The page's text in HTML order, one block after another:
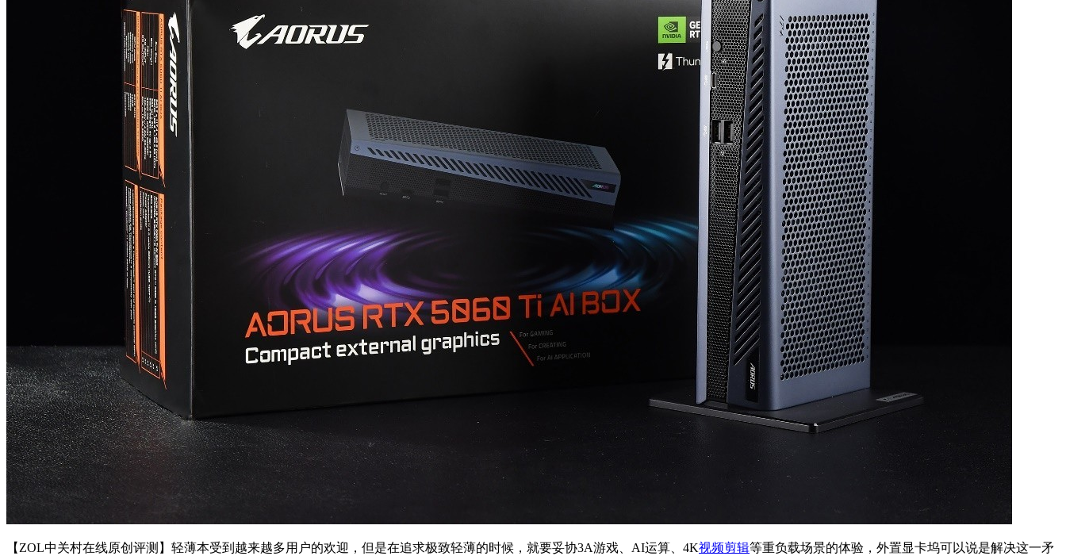
【ZOL中关村在线原创评测】轻薄本受到越来越多用户的欢迎，但是在追求极致轻薄的时候，就要妥协3A游戏、AI运算、4K视频剪辑等重负载场景的体验，外置显卡坞可以说是解决这一矛